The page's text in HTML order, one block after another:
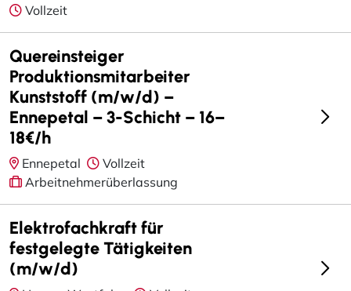
Vollzeit
Quereinsteiger
Produktionsmitarbeiter
Kunststoff (m/w/d) –
Ennepetal – 3-Schicht – 16–
18€/h
Ennepetal
Vollzeit
Arbeitnehmerüberlassung
Elektrofachkraft für
festgelegte Tätigkeiten
(m/w/d)